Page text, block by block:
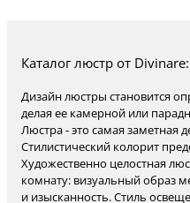
Каталог люстр от
Дизайн люстры становится
делая ее камерной или
Люстра - это самая заметная
Стилистический колорит
Художественно целостная
комнату: визуальный образ
и изысканность. Стиль